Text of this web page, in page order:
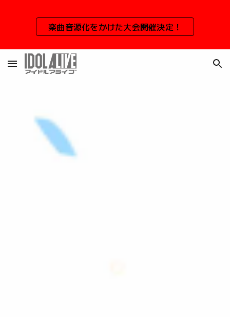
Skip to main content Skip to navigation
楽曲音源化をかけた大会開催決定！